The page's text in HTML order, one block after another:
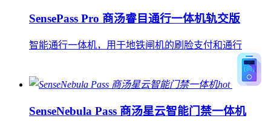
SensePass Pro 商汤睿目通行一体机轨交版
智能通行一体机，用于地铁闸机的刷脸支付和通行
hot
SenseNebula Pass 商汤星云智能门禁一体机